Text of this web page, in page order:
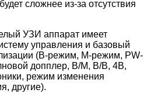
сложнее из-за отсутствия
УЗИ аппарат имеет
управления и базовый
(В-режим, М-режим, PW-
допплер, В/М, В/В, 4B,
режим изменения
другие).